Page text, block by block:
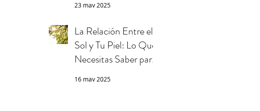
23 may 2025
La Relación Entre el
Sol y Tu Piel: Lo Que
Necesitas Saber para
16 may 2025